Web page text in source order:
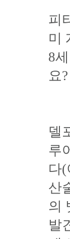
피
미
8
요?
델
루
다
산
의
발